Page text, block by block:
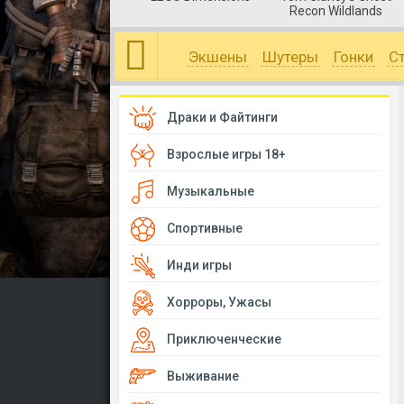
Recon Wildlands
Экшены Шутеры Гонки
Драки и Файтинги
Взрослые игры 18+
Музыкальные
Спортивные
Инди игры
Хорроры, Ужасы
Приключенческие
Выживание